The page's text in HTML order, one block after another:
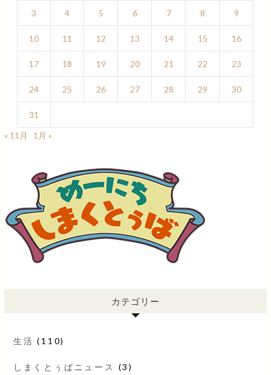
3 4 5 6 7 8 9
10 11 12 13 14 15 16
17 18 19 20 21 22 23
24 25 26 27 28 29 30
31
« 11月
1月 »
カテゴリー
生活 (110)
しまくとぅばニュース (3)